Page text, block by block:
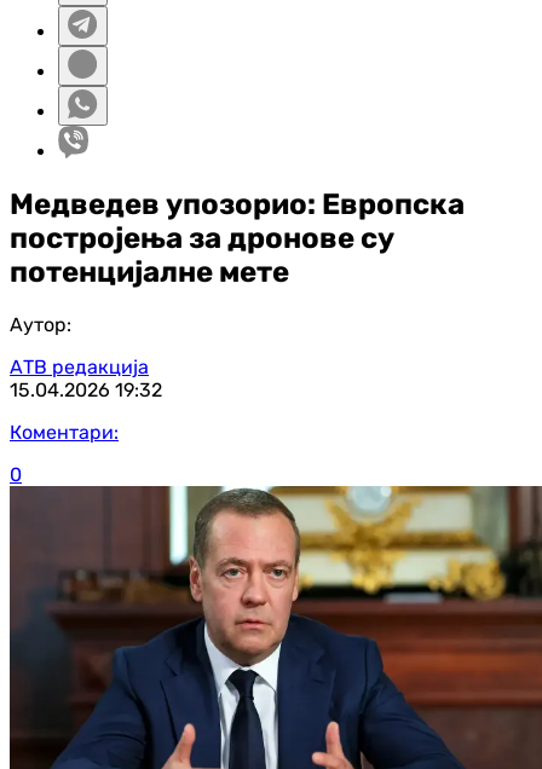
Медведев упозорио: Европска
постројења за дронове су
потенцијалне мете
Аутор:
АТВ редакција
15.04.2026 19:32
Коментари:
0